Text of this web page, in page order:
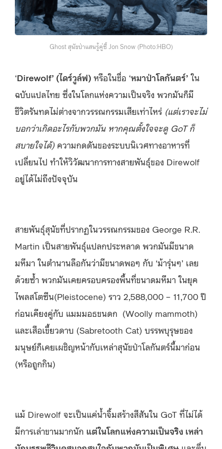
Ghost สุนัขป่าแสนรู้คู่ซี้ Jon Snow (Photo:HBO)
‘Direwolf’ (ไดร์วูล์ฟ) หรือในชื่อ ‘หมาป่าโลกันตร์’ ใน
ฉบับแปลไทย ซึ่งในโลกแห่งความเป็นจริง พวกมันก็มี
ชีวิตรันทดไม่ต่างจากวรรณกรรมเสียเท่าไหร่ (แต่เราจะไม่
บอกว่าเกิดอะไรกับพวกมัน หากคุณตั้งใจจะดู GoT ก็
สบายใจได้)ความกดดันของระบบนิเวศทางอาหารที่
เปลี่ยนไป ทำให้วิวัฒนาการทางสายพันธุ์ของ Direwolf
อยู่ได้ไม่ถึงปัจจุบัน
สายพันธุ์สุนัขที่ปรากฏในวรรณกรรมของ George R.R.
Martin เป็นสายพันธุ์แปลกประหลาด พวกมันมีขนาด
มหึมา ในตำนานลือกันว่ามีขนาดพอๆ กับ ‘ม้ารุ่นๆ’ เลย
ด้วยซ้ำ พวกมันเคยครอบครองพื้นที่ขนาดมหึมา ในยุค
ไพลสโตซีน(Pleistocene) ราว 2,588,000 – 11,700 ปี
ก่อนเคียงคู่กับ แมมมอธขนดก (Woolly mammoth)
และเสือเขี้ยวดาบ (Sabretooth Cat) บรรพบุรุษของ
มนุษย์ก็เคยเผชิญหน้ากับเหล่าสุนัขป่าโลกันตร์นี้มาก่อน
(หรือถูกกิน)
แม้ Direwolf จะเป็นแค่น้ำจิ้มสร้างสีสันใน GoT ที่ไม่ได้
มีการเล่าขานมากนัก แต่ในโลกแห่งความเป็นจริง เหล่า